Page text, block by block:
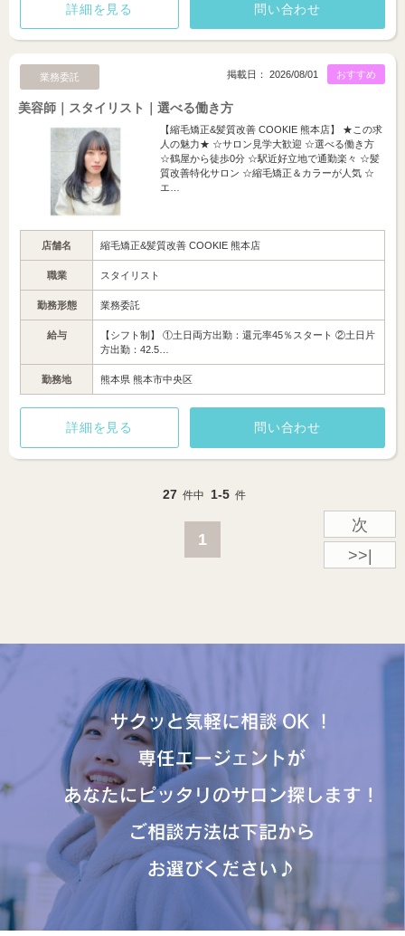
詳細を見る 問い合わせ
業務委託 おすすめ
掲載日： 2026/08/01
美容師｜スタイリスト｜選べる働き方
【縮毛矯正&髪質改善 COOKIE 熊本店】 ★この求
人の魅力★ ☆サロン見学大歓迎 ☆選べる働き方
☆鶴屋から徒歩0分 ☆駅近好立地で通勤楽々 ☆髪
質改善特化サロン ☆縮毛矯正＆カラーが人気 ☆
エ…
店舗名 縮毛矯正&髪質改善 COOKIE 熊本店
職業 スタイリスト
勤務形態 業務委託
給与
【シフト制】 ①土日両方出勤：還元率45％スタート ②土日片
方出勤：42.5…
勤務地 熊本県 熊本市中央区
詳細を見る 問い合わせ
27 件中 1-5 件
1
次
>>|